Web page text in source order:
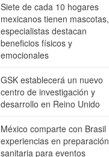
Siete de cada 10 hogares
mexicanos tienen mascotas,
especialistas destacan
beneficios físicos y
emocionales
GSK establecerá un nuevo
centro de investigación y
desarrollo en Reino Unido
México comparte con Brasil
experiencias en preparación
sanitaria para eventos